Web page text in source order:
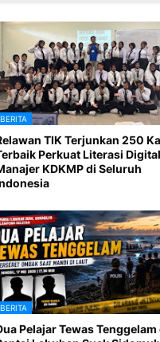
BERITA
TIK Terjunkan 250
Perkuat Literasi Digital
KDKMP di Seluruh
BERITA
Pelajar Tewas Tenggelam